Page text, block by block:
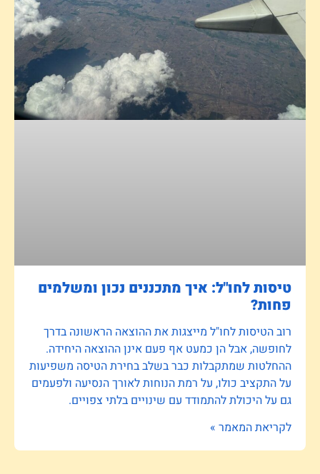
טיסות לחו"ל: איך מתכננים נכון ומשלמים
פחות?
רוב הטיסות לחו"ל מייצגות את ההוצאה הראשונה בדרך
לחופשה, אבל הן כמעט אף פעם אינן ההוצאה היחידה.
ההחלטות שמתקבלות כבר בשלב בחירת הטיסה משפיעות
על התקציב כולו, על רמת הנוחות לאורך הנסיעה ולפעמים
גם על היכולת להתמודד עם שינויים בלתי צפויים.
לקריאת המאמר »